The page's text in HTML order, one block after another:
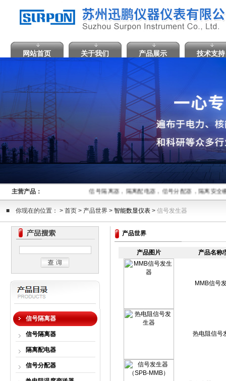
网站首页 关于我们 产品展示 技术支持
主营产品： 信号隔离器，隔离配电器，信号分配器，隔离安全
■ 你现在的位置： > 首页 > 产品世界 > 智能数显仪表 > 信号发生器
信号隔离器
信号隔离器
隔离配电器
信号分配器
产品世界
产品图片 产品名称/
MMB信号
热电阻信号